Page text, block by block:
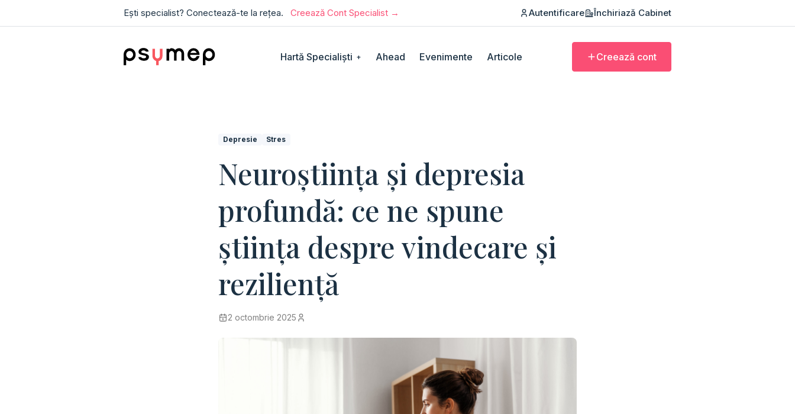
Ești specialist? Conectează-te la rețea. Creează Cont Specialist → Autentificare Închiriază Cabinet
Hartă Specialiști + Ahead Evenimente Articole Creează cont
Depresie Stres
Neuroștiința și depresia
profundă: ce ne spune
știința despre vindecare și
reziliență
2 octombrie 2025